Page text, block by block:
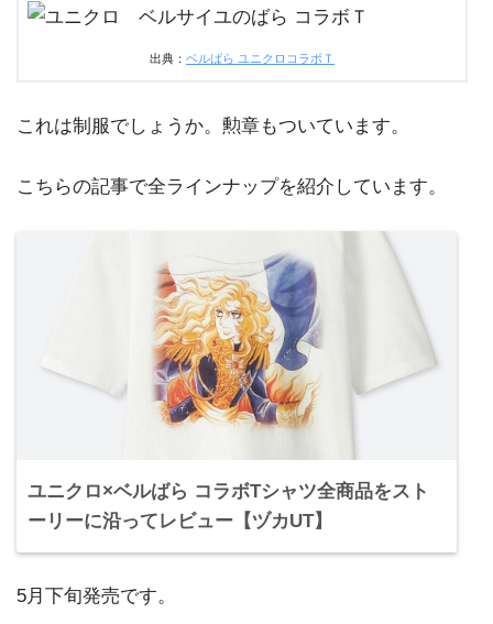
出典： ベルばら ユニクロコラボＴ
これは制服でしょうか。勲章もついています。
こちらの記事で全ラインナップを紹介しています。
ユニクロ×ベルばら コラボTシャツ全商品をスト
ーリーに沿ってレビュー【ヅカUT】
5月下旬発売です。